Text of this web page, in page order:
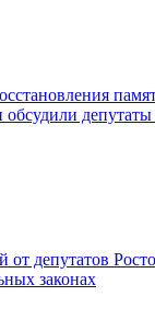
обсудили
депутатов
законах